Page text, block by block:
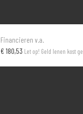
Financieren v.a.
€ 180,53 Let op! Geld lenen kost